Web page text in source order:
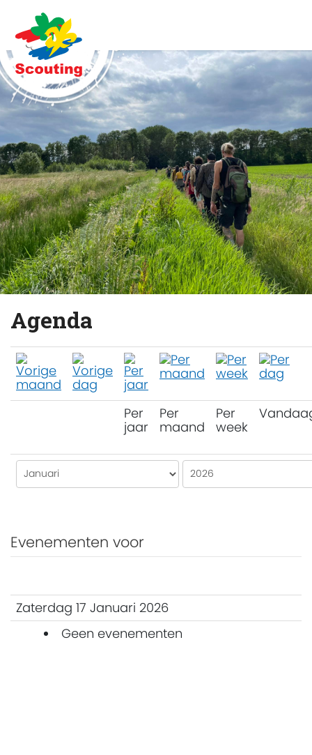
Agenda
Per
jaar
Per
maand
Per
week
Evenementen voor
Zaterdag 17 Januari 2026
Geen evenementen